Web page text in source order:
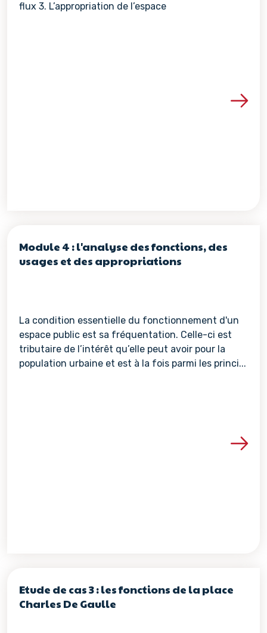
flux 3. L’appropriation de l’espace
Voir les détails de la
Module 4 : l'analyse des fonctions, des
usages et des appropriations
La condition essentielle du fonctionnement d'un
espace public est sa fréquentation. Celle-ci est
tributaire de l’intérêt qu’elle peut avoir pour la
population urbaine et est à la fois parmi les princi...
Voir les détails de la
Etude de cas 3 : les fonctions de la place
Charles De Gaulle